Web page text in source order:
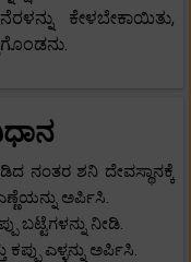
ಕೇಳಬೇಕಾಯಿತು,
ನಂತರ ಶನಿ ದೇವಸ್ಥಾನಕ್ಕೆ
ಅರ್ಪಿಸಿ.
ಬಟ್ಟೆಗಳನ್ನು ನೀಡಿ.
ಎಳ್ಳನ್ನು ಅರ್ಪಿಸಿ.